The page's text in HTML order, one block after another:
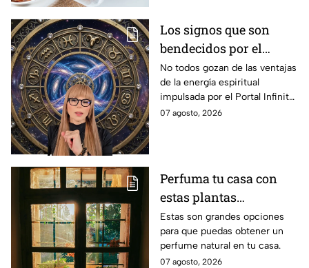
Los signos que son
bendecidos por el
universo con suerte
espiritual a partir de
hoy 7 de agosto: los
horóscopos de Mhoni
No todos gozan de las ventajas
de la energía espiritual
impulsada por el Portal Infinito.
Mira de qué se trata y cómo
07 agosto, 2026
Perfuma tu casa con
estas plantas
aromáticas con flor
para colocar en la
ventana
Estas son grandes opciones
para que puedas obtener un
perfume natural en tu casa.
07 agosto, 2026